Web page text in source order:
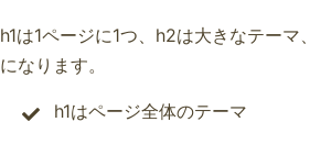
h1は1ページに1つ、h2は大きなテー
になります。
h1はページ全体のテーマ